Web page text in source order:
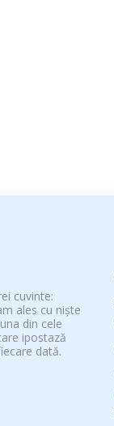
cuvinte:
ales cu niște
din cele
ipostază
dată.